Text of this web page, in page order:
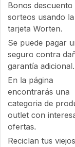
Bonos descuento
sorteos usando la
tarjeta Worten.
Se puede pagar
seguro contra
garantía adicional.
En la página
encontrarás una
categoria de
outlet con
ofertas.
Reciclan tus viejos